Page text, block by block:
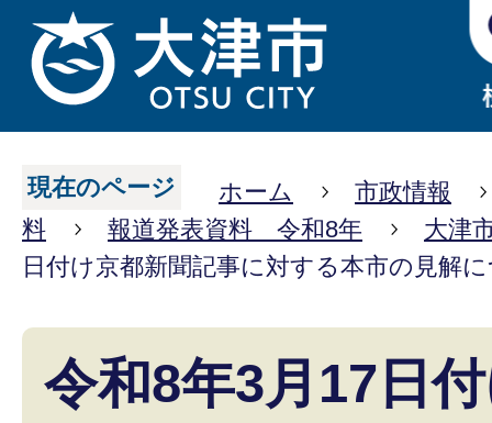
現在のページ ホーム
市政情報
料
報道発表資料 令和8年
大津
日付け京都新聞記事に対する本市の見解
令和8年3月17日